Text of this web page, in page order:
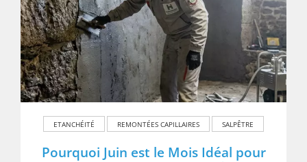
ETANCHÉITÉ REMONTÉES CAPILLAIRES SALPÊTRE
Pourquoi Juin est le Mois Idéal pour